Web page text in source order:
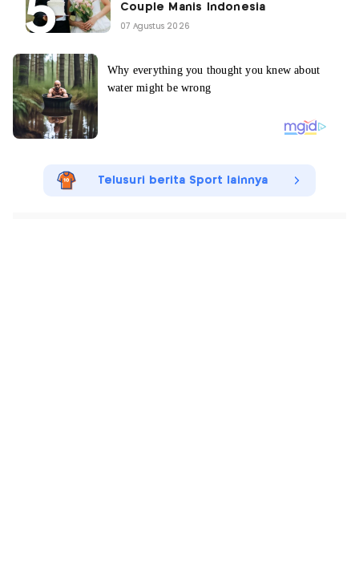
Couple Manis Indonesia
07 Agustus 2026
Telusuri berita Sport lainnya